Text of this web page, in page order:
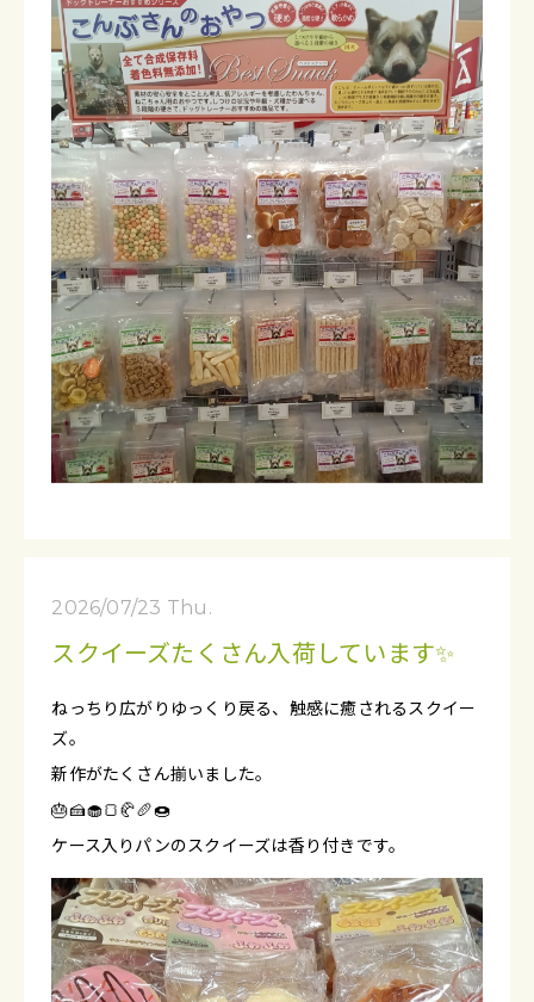
2026/07/23 Thu.
スクイーズたくさん入荷しています✨
ねっちり広がりゆっくり戻る、触感に癒されるスクイー
ズ。
新作がたくさん揃いました。
🎂🍰🧁🍞🥐🥖🍩
ケース入りパンのスクイーズは香り付きです。